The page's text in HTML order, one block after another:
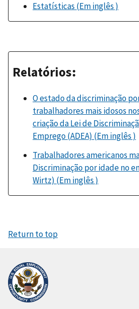
Estatísticas (Em inglês )
Relatórios:
O estado da discriminação
trabalhadores mais idosos
criação da Lei de
Emprego (ADEA) (Em inglês )
Trabalhadores americanos
Discriminação por idade no
Wirtz) (Em inglês )
Return to top